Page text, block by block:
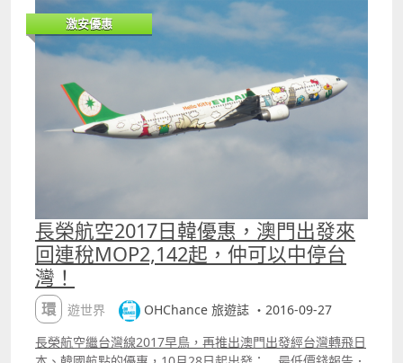
已包括稅項。 重點資訊．雖然11月出發貴dd，但以秋葉季
來說仍是抵買；．官方公佈是二人同行優惠，但其實只要搜
尋2人或以上，都可以找到特價；．如果搜尋多人看不到特
價，即是心水日子平飛唔夠，可以調低人數找找；．官方公
告是次優惠最長停留5天，意思是5個 overnigth，即最長可
以6日5夜；．平飛量都算唔錯。 附加資訊．在官網搜價頁面
勾選 ldquo;無指定日期3rdquo; 會出心水日子前後3天的票
價，較易找到平飛；．澳門航空票價已包機上餐飲及20KG
托運行李額。 附註：上述最低價錢為航空公司公告之最優惠
公司】澳門航空（Air Macau）【搭乘日期】即日起至12月
15日【販賣時間】已開賣，至10月29日2359【最長停留】5
天【航班限制】限2人或以上同行【預訂網址】
httpohchance.inforefairmacau 價錢 Sample ndash; 澳
門飛大阪二人同行總價MOP4,166
激安優惠
長榮航空2017日韓優惠，澳門出發來
回連稅MOP2,142起，仲可以中停台
灣！
環遊世界
OHChance 旅遊誌 ・2016-09-27
長榮航空繼台灣線2017早鳥，再推出澳門出發經台灣轉飛日